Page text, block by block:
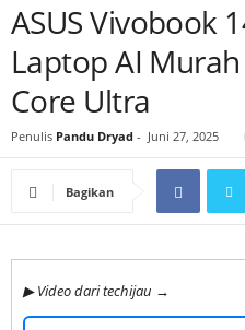
ASUS Vivobook
Laptop AI
Core Ultra
Penulis Pandu Dryad - Juni 27, 2025
Bagikan
▶ Video dari techijau →